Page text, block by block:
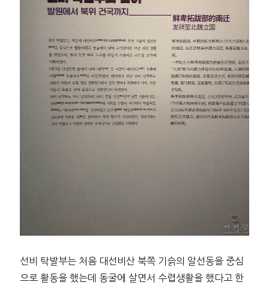
선비 탁발부는 처음 대선비산 북쪽 기슭의 알선동을 중심
으로 활동을 했는데 동굴에 살면서 수렵생활을 했다고 한